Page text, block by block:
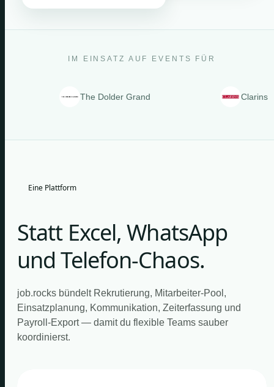
IM EINSATZ AUF EVENTS FÜR
The Dolder Grand Clarins
Eine Plattform
Statt Excel, WhatsApp
und Telefon-Chaos.
job.rocks bündelt Rekrutierung, Mitarbeiter-Pool,
Einsatzplanung, Kommunikation, Zeiterfassung und
Payroll-Export — damit du flexible Teams sauber
koordinierst.